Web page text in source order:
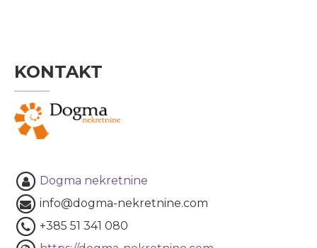
KONTAKT
Dogma nekretnine
info@dogma-nekretnine.com
+385 51 341 080